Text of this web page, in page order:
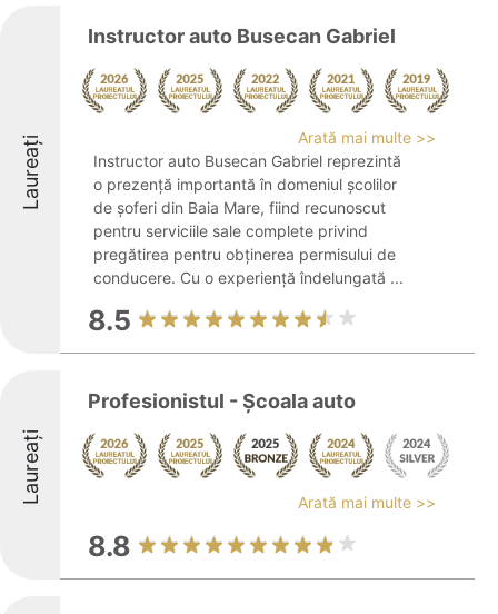
Laureați
Instructor auto Busecan Gabriel
Arată mai multe >>
Instructor auto Busecan Gabriel reprezintă
o prezență importantă în domeniul școlilor
de șoferi din Baia Mare, fiind recunoscut
pentru serviciile sale complete privind
pregătirea pentru obținerea permisului de
conducere. Cu o experiență îndelungată ...
8.5
Laureați
Profesionistul - Școala auto
Arată mai multe >>
8.8